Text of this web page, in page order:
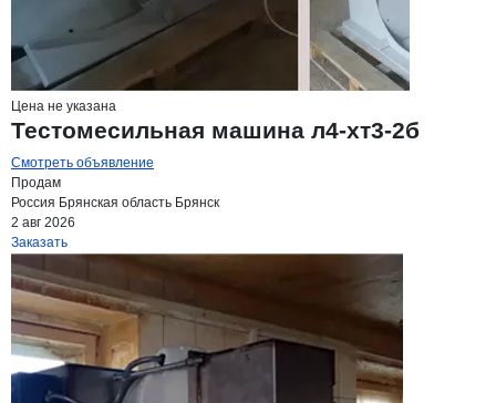
Цена не указана
Тестомесильная машина л4-хт3-2б
Смотреть объявление
Продам
Россия Брянская область Брянск
2 авг 2026
Заказать